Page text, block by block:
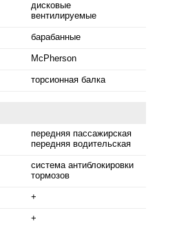
дисковые
вентилируемые
барабанные
McPherson
торсионная балка
передняя пассажирская
передняя водительская
система антиблокировки
тормозов
+
+